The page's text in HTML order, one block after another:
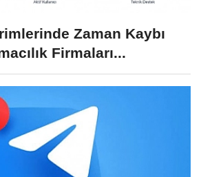
Zaman Kaybı
Firmaları...